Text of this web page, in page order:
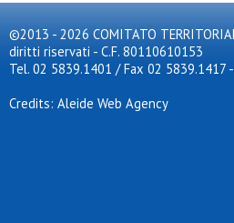
©2013 - 2026 COMITATO
diritti riservati - C.F. 80110610153
Tel. 02 5839.1401 / Fax 02 5839.1417 -
Credits: Aleide Web Agency